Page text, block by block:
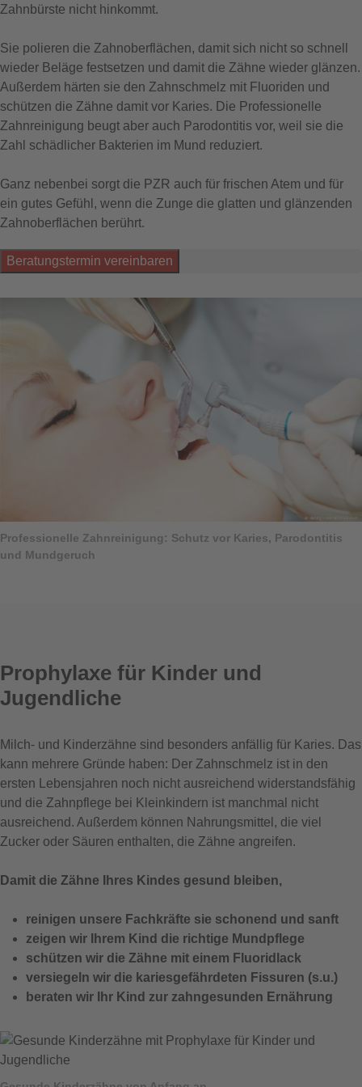
Zahnbürste nicht hinkommt.
Sie polieren die Zahnoberflächen, damit sich nicht so schnell
wieder Beläge festsetzen und damit die Zähne wieder glänzen.
Außerdem härten sie den Zahnschmelz mit Fluoriden und
schützen die Zähne damit vor Karies. Die Professionelle
Zahnreinigung beugt aber auch Parodontitis vor, weil sie die
Zahl schädlicher Bakterien im Mund reduziert.
Ganz nebenbei sorgt die PZR auch für frischen Atem und für
ein gutes Gefühl, wenn die Zunge die glatten und glänzenden
Zahnoberflächen berührt.
Beratungstermin vereinbaren
Professionelle Zahnreinigung: Schutz vor Karies, Parodontitis
und Mundgeruch
Prophylaxe für Kinder und
Jugendliche
Milch- und Kinderzähne sind besonders anfällig für Karies. Das
kann mehrere Gründe haben: Der Zahnschmelz ist in den
ersten Lebensjahren noch nicht ausreichend widerstandsfähig
und die Zahnpflege bei Kleinkindern ist manchmal nicht
ausreichend. Außerdem können Nahrungsmittel, die viel
Zucker oder Säuren enthalten, die Zähne angreifen.
Damit die Zähne Ihres Kindes gesund bleiben,
reinigen unsere Fachkräfte sie schonend und sanft
zeigen wir Ihrem Kind die richtige Mundpflege
schützen wir die Zähne mit einem Fluoridlack
versiegeln wir die kariesgefährdeten Fissuren (s.u.)
beraten wir Ihr Kind zur zahngesunden Ernährung